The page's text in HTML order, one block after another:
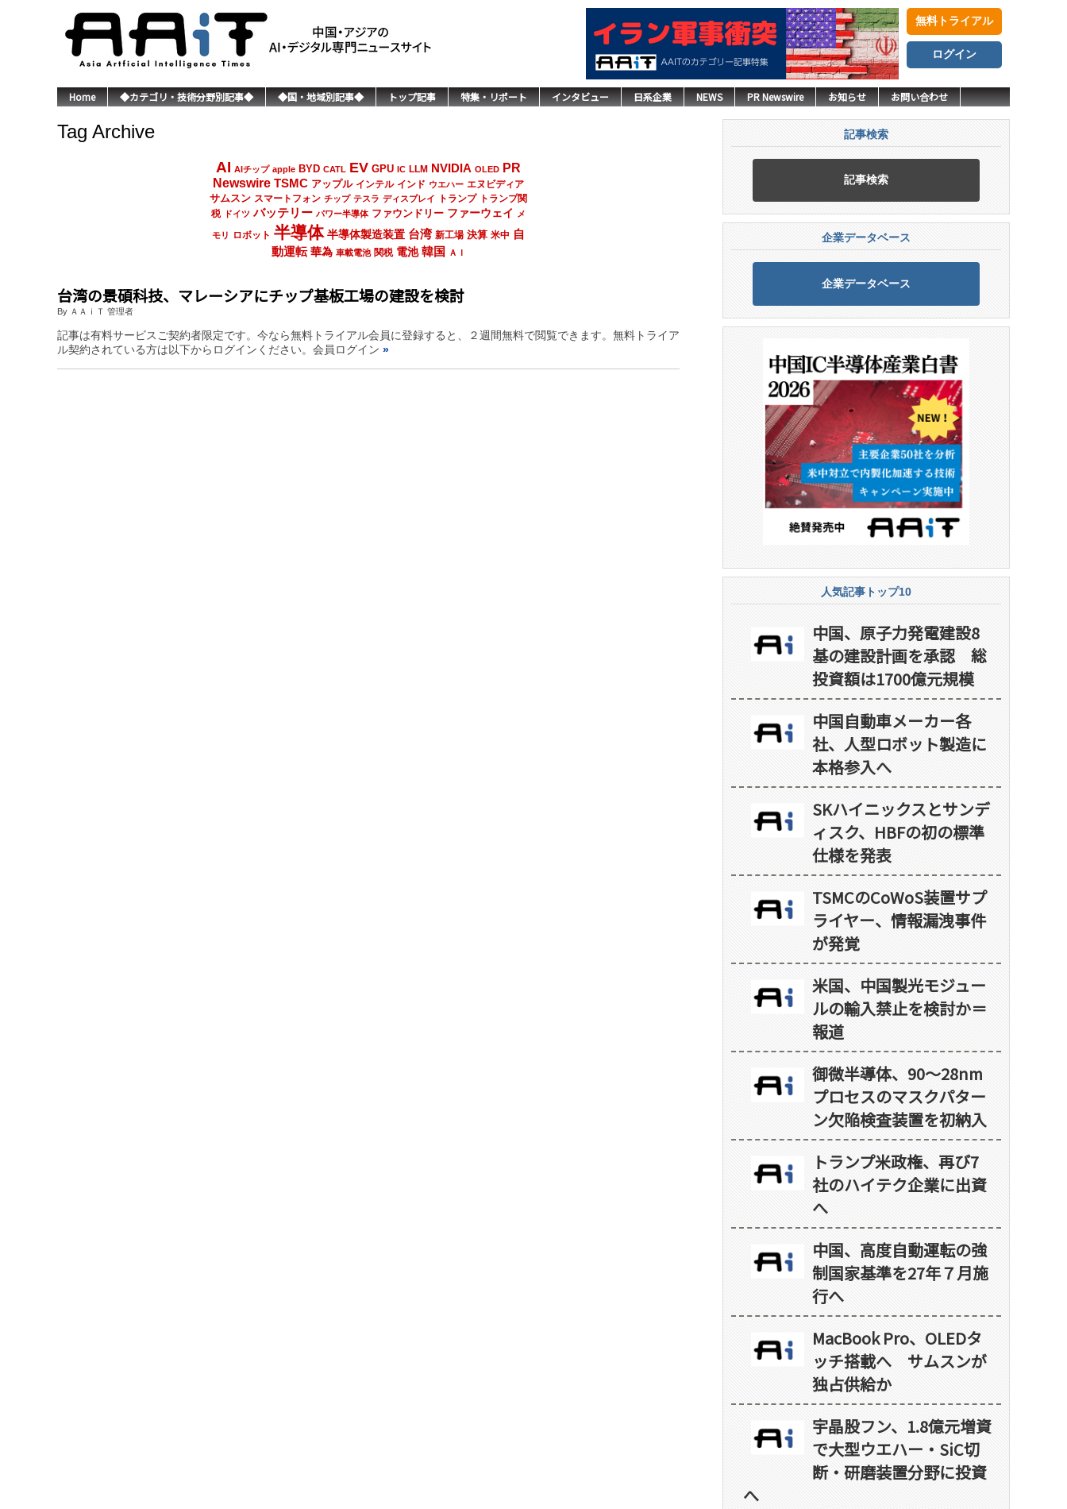
無料トライアル
ログイン
Home ◆カテゴリ・技術分野別記事◆ ◆国・地域別記事◆ トップ記事 特集・リポート インタビュー 日系企業 NEWS PR Newswire お知らせ お問い合わせ
Tag Archive
AI AIチップ apple BYD CATL EV GPU IC LLM NVIDIA OLED PR
Newswire TSMC アップル インテル インド ウエハー エヌビディア
サムスン スマートフォン チップ テスラ ディスプレイ トランプ
トランプ関
税
ドイツ バッテリー パワー半導体 ファウンドリー ファーウェイ メ
モリ ロボット 半導体 半導体製造装置 台湾 新工場 決算 米中 自
動運転 華為 車載電池 関税 電池 韓国 ＡＩ
台湾の景碩科技、マレーシアにチップ基板工場の建設を検討
By ＡＡｉＴ 管理者
記事は有料サービスご契約者限定です。今なら無料トライアル会員に登録すると、２週間無料で閲覧できます。無料トライア
ル契約されている方は以下からログインください。会員ログイン »
記事検索
記事検索
企業データベース
企業データベース
人気記事トップ10
中国、原子力発電建設8
基の建設計画を承認 総
投資額は1700億元規模
中国自動車メーカー各
社、人型ロボット製造に
本格参入へ
SKハイニックスとサンデ
ィスク、HBFの初の標準
仕様を発表
TSMCのCoWoS装置サプ
ライヤー、情報漏洩事件
が発覚
米国、中国製光モジュー
ルの輸入禁止を検討か＝
報道
御微半導体、90～28nm
プロセスのマスクパター
ン欠陥検査装置を初納入
トランプ米政権、再び7
社のハイテク企業に出資
へ
中国、高度自動運転の強
制国家基準を27年７月施
行へ
MacBook Pro、OLEDタ
ッチ搭載へ サムスンが
独占供給か
宇晶股フン、1.8億元増資
で大型ウエハー・SiC切
断・研磨装置分野に投資
へ